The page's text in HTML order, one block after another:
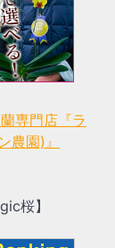
専門店『ラ
農園)』
桜】